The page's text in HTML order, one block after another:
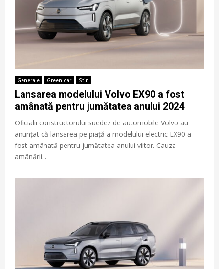
Generale Green car Stiri
Lansarea modelului Volvo EX90 a fost
amânată pentru jumătatea anului 2024
Oficialii constructorului suedez de automobile Volvo au
anunțat că lansarea pe piață a modelului electric EX90 a
fost amânată pentru jumătatea anului viitor. Cauza
amânării...